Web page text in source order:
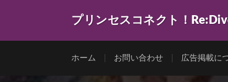
プリンセスコネクト！
ホーム お問い合わせ 広告掲載に